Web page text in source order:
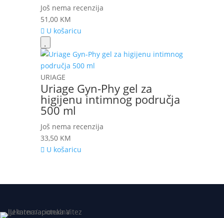
Još nema recenzija
51,00 KM
U košaricu
URIAGE
Uriage Gyn-Phy gel za
higijenu intimnog područja
500 ml
Još nema recenzija
33,50 KM
U košaricu